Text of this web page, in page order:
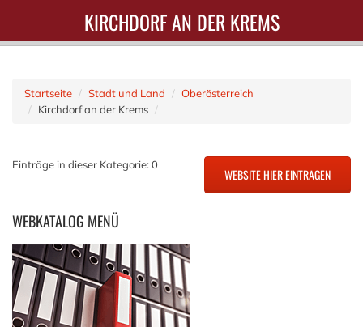
KIRCHDORF AN DER KREMS
Startseite Stadt und Land
Oberösterreich
Kirchdorf an der Krems
Einträge in dieser Kategorie: 0
WEBKATALOG MENÜ